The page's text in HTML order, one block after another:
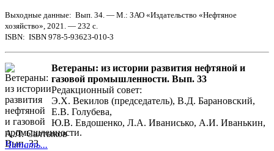
Выходные данные: Вып. 34. — М.: ЗАО «Издательство «Нефтяное
хозяйство», 2021. — 232 с.
ISBN: ISBN 978-5-93623-010-3
Ветераны: из истории развития нефтяной и
газовой промышленности. Вып. 33
Редакционный совет:
Э.Х. Векилов (председатель), В.Д. Барановский,
Е.В. Голубева,
Ю.В. Евдошенко, Л.А. Иванисько, А.И. Иванькин,
А.Л. Салтыков
Читать...